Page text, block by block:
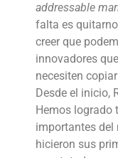
addressable
falta es
creer que
innovadores
necesiten
Desde el inicio,
Hemos logrado
importantes del
hicieron sus